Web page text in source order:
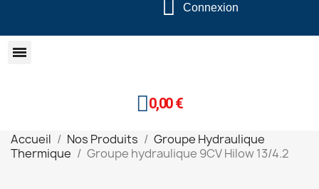
Connexion
0,00 €
Accueil Nos Produits
Groupe Hydraulique
Thermique
Groupe hydraulique 9CV Hilow 13/4.2